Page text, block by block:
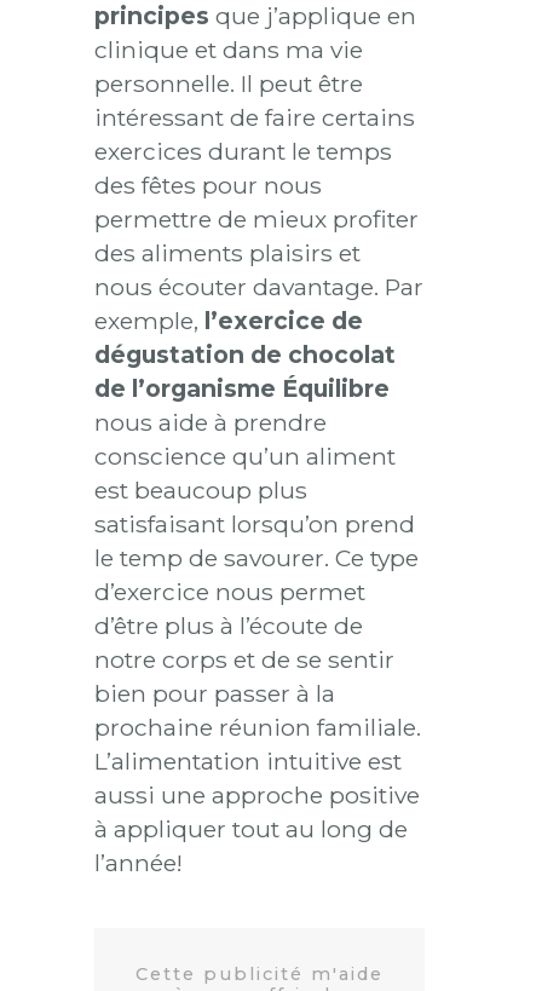
principes que j’applique en
clinique et dans ma vie
personnelle. Il peut être
intéressant de faire certains
exercices durant le temps
des fêtes pour nous
permettre de mieux profiter
des aliments plaisirs et
nous écouter davantage. Par
exemple, l’exercice de
dégustation de chocolat
de l’organisme Équilibre
nous aide à prendre
conscience qu’un aliment
est beaucoup plus
satisfaisant lorsqu’on prend
le temp de savourer. Ce type
d’exercice nous permet
d’être plus à l’écoute de
notre corps et de se sentir
bien pour passer à la
prochaine réunion familiale.
L’alimentation intuitive est
aussi une approche positive
à appliquer tout au long de
l’année!